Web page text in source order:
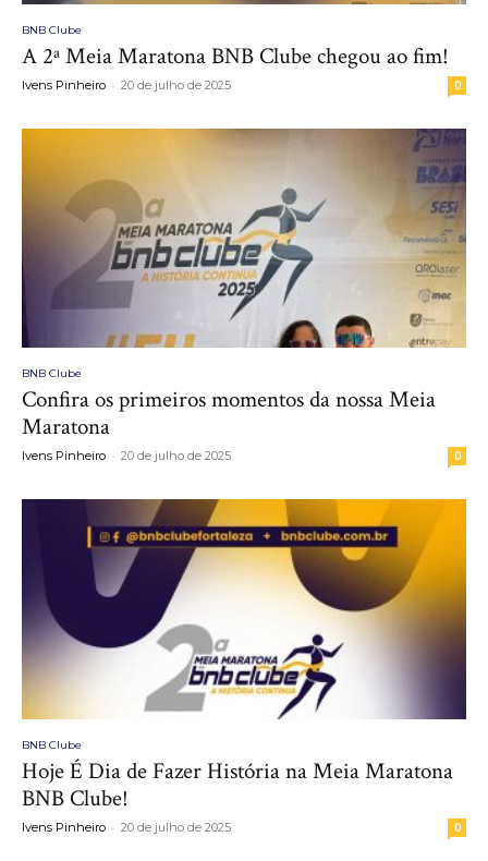
BNB Clube
A 2ª Meia Maratona BNB Clube chegou ao fim!
Ivens Pinheiro - 20 de julho de 2025 0
BNB Clube
Confira os primeiros momentos da nossa Meia
Maratona
Ivens Pinheiro - 20 de julho de 2025 0
BNB Clube
Hoje É Dia de Fazer História na Meia Maratona
BNB Clube!
Ivens Pinheiro - 20 de julho de 2025 0